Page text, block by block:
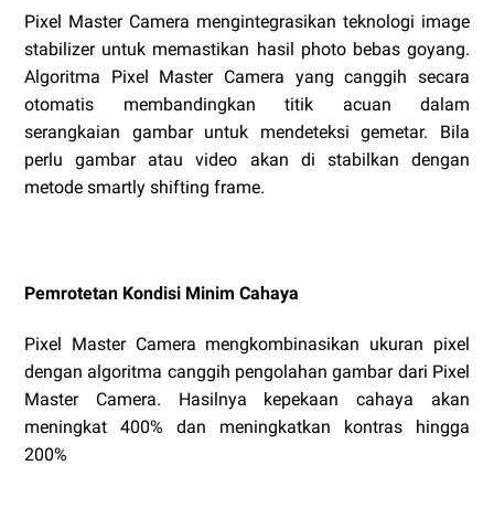
Pixel Master Camera mengintegrasikan teknologi image
stabilizer untuk memastikan hasil photo bebas goyang.
Algoritma Pixel Master Camera yang canggih secara
otomatis membandingkan titik acuan dalam
serangkaian gambar untuk mendeteksi gemetar. Bila
perlu gambar atau video akan di stabilkan dengan
metode smartly shifting frame.
Pemrotetan Kondisi Minim Cahaya
Pixel Master Camera mengkombinasikan ukuran pixel
dengan algoritma canggih pengolahan gambar dari Pixel
Master Camera. Hasilnya kepekaan cahaya akan
meningkat 400% dan meningkatkan kontras hingga
200%